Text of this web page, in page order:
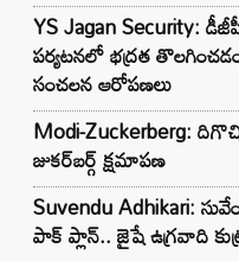
YS Jagan Security:
పర్యటనలో భద్రత
సంచలన ఆరోపణలు
Modi-Zuckerberg:
జుకర్‌బర్గ్ క్షమాపణ
Suvendu Adhikari:
పాక్ ప్లాన్.. జైషే ఉగ్రవాది